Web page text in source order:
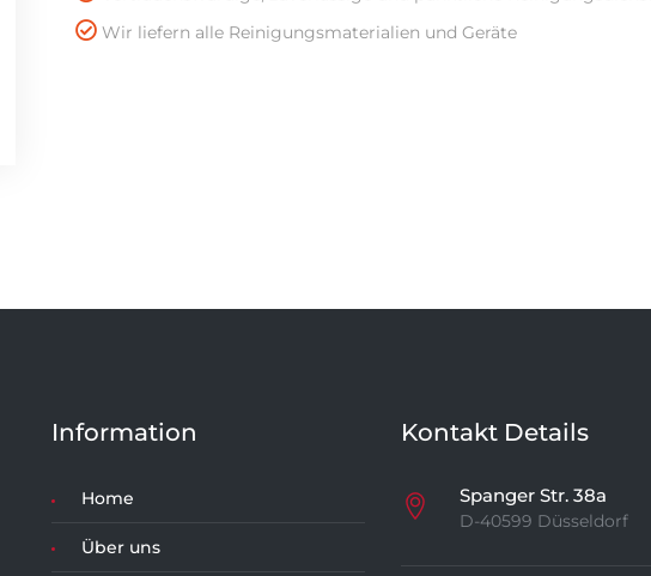
Wir liefern alle Reinigungsmaterialien und Geräte
Information
Home
Über uns
Kontakt Details
Spanger Str. 38a
D-40599 Düsseldorf